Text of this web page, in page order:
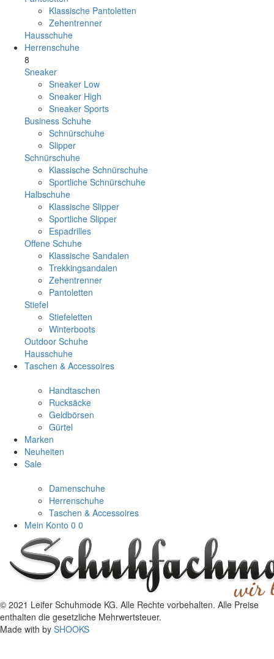
Klassische Pantoletten
Zehentrenner
Hausschuhe
Herrenschuhe
8
Sneaker
Sneaker Low
Sneaker High
Sneaker Sports
Business Schuhe
Schnürschuhe
Slipper
Schnürschuhe
Klassische Schnürschuhe
Sportliche Schnürschuhe
Halbschuhe
Klassische Slipper
Sportliche Slipper
Espadrilles
Offene Schuhe
Klassische Sandalen
Trekkingsandalen
Zehentrenner
Pantoletten
Stiefel
Stiefeletten
Winterboots
Outdoor Schuhe
Hausschuhe
Taschen & Accessoires
Handtaschen
Rucksäcke
Geldbörsen
Gürtel
Marken
Neuheiten
Sale
Damenschuhe
Herrenschuhe
Taschen & Accessoires
Mein Konto 0 0
© 2021 Leifer Schuhmode KG. Alle Rechte vorbehalten. Alle Preise
enthalten die gesetzliche Mehrwertsteuer.
Made with by SHOOKS